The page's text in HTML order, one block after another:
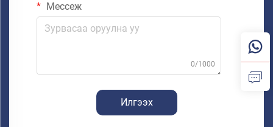
Мессеж
0/1000
Илгээх